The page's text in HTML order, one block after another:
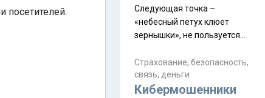
посетителей.
"вязаные кипы". С 2022-го
Следующая точка –
«небесный петух клюет
зернышки», не пользуется
заслужено, и чтобы попасть
на начало тропы показали
водителю карту, иначе
Страхование, безопасность,
связь, деньги
Кибермошенники